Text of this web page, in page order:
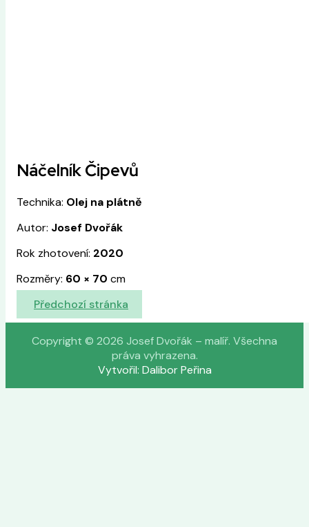
Náčelník Čipevů
Technika: Olej na plátně
Autor: Josef Dvořák
Rok zhotovení: 2020
Rozměry: 60 × 70 cm
Předchozí stránka
Copyright © 2026 Josef Dvořák – malíř. Všechna
práva vyhrazena.
Vytvořil: Dalibor Peřina